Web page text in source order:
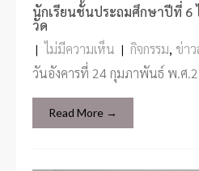
นักเรียนชั้นประถมศึกษาปีที่
วัด
| ไม่มีความเห็น | กิจกรรม, ข่า
วันอังคารที่ 24 กุมภาพันธ์ พ.ศ
Read More →